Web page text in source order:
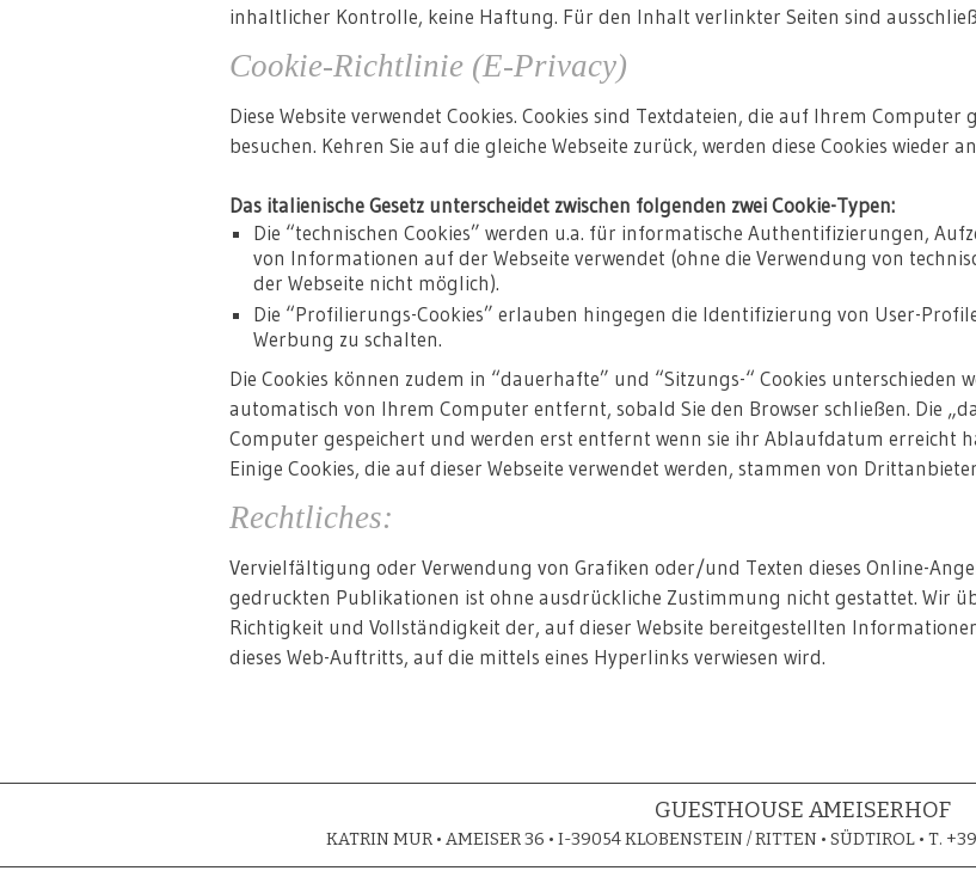
inhaltlicher Kontrolle, keine Haftung. Für den Inhalt verlinkter Seiten sind
Cookie-Richtlinie (E-Privacy)
Diese Website verwendet Cookies. Cookies sind Textdateien, die auf Ihrem Computer
besuchen. Kehren Sie auf die gleiche Webseite zurück, werden diese Cookies wieder
Das italienische Gesetz unterscheidet zwischen folgenden zwei Cookie-Typen:
Die “technischen Cookies” werden u.a. für informatische Authentifizierungen,
von Informationen auf der Webseite verwendet (ohne die Verwendung von
der Webseite nicht möglich).
Die “Profilierungs-Cookies” erlauben hingegen die Identifizierung von User-
Werbung zu schalten.
Die Cookies können zudem in “dauerhafte” und “Sitzungs-“ Cookies unterschieden
automatisch von Ihrem Computer entfernt, sobald Sie den Browser schließen. Die
Computer gespeichert und werden erst entfernt wenn sie ihr Ablaufdatum erreicht
Einige Cookies, die auf dieser Webseite verwendet werden, stammen von
Rechtliches:
Vervielfältigung oder Verwendung von Grafiken oder/und Texten dieses Online-
gedruckten Publikationen ist ohne ausdrückliche Zustimmung nicht gestattet. Wir
Richtigkeit und Vollständigkeit der, auf dieser Website bereitgestellten
dieses Web-Auftritts, auf die mittels eines Hyperlinks verwiesen wird.
GUESTHOUSE AMEISERHOF
KATRIN MUR • AMEISER 36 • I-39054 KLOBENSTEIN / RITTEN • SÜDTIROL • T.